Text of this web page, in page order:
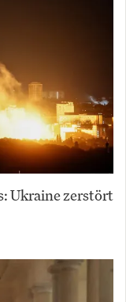
Ukraine zerstört